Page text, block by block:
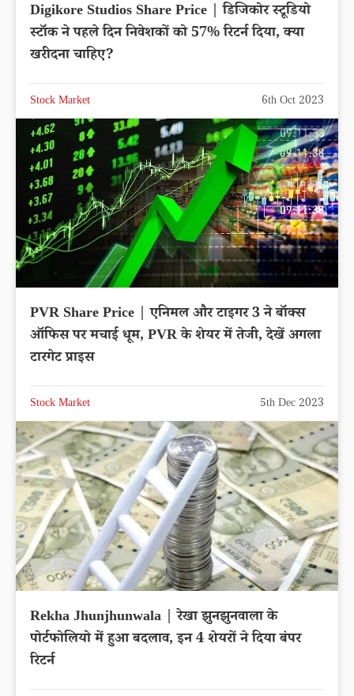
Digikore Studios Share Price | डिजिकोर स्टूडियो
स्टॉक ने पहले दिन निवेशकों को 57% रिटर्न दिया, क्या
खरीदना चाहिए?
Stock Market 6th Oct 2023
PVR Share Price | एनिमल और टाइगर 3 ने बॉक्स
ऑफिस पर मचाई धूम, PVR के शेयर में तेजी, देखें अगला
टारगेट प्राइस
Stock Market 5th Dec 2023
Rekha Jhunjhunwala | रेखा झुनझुनवाला के
पोर्टफोलियो में हुआ बदलाव, इन 4 शेयरों ने दिया बंपर
रिटर्न